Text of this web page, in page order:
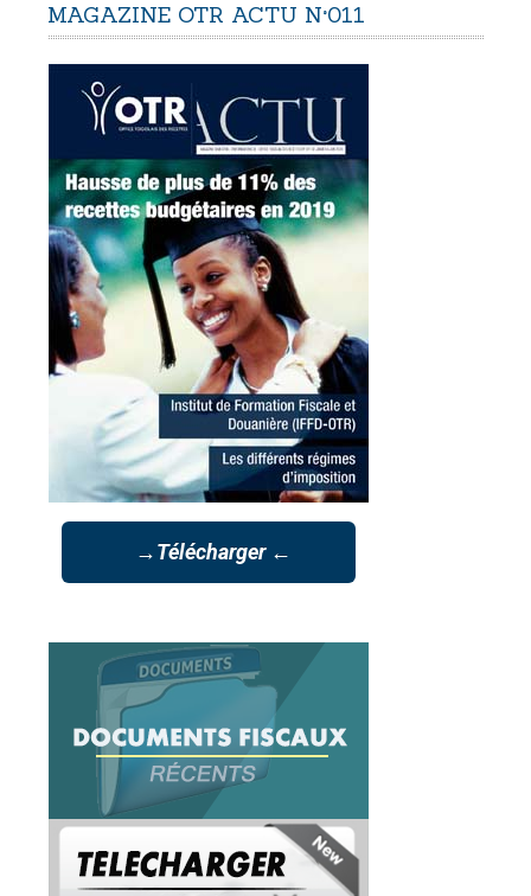
MAGAZINE OTR ACTU N°011
→Télécharger ←